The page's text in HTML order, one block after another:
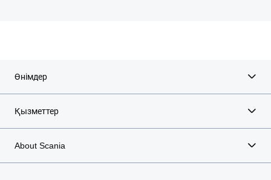
Өнімдер
Қызметтер
About Scania